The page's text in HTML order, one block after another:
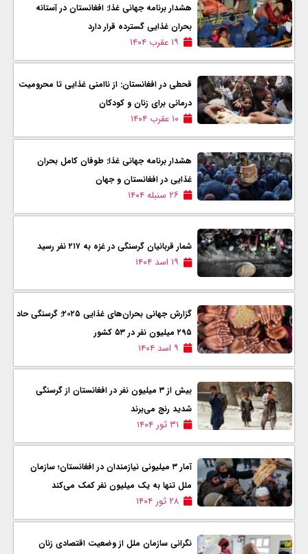
هشدار برنامه جهانی غذا: افغانستان در آستانه
بحران غذایی گسترده قرار دارد
۱۹ عقرب ۱۴۰۴
قحطی در افغانستان: از ناامنی غذایی تا محرومیت
درمانی برای زنان و کودکان
۱۰ عقرب ۱۴۰۴
هشدار برنامه جهانی غذا: طوفان کامل بحران
غذایی در افغانستان و جهان
۲۶ سنبله ۱۴۰۴
شمار قربانیان گرسنگی در غزه به ۲۱۷ نفر رسید
۱۹ اسد ۱۴۰۴
گزارش جهانی بحران‌های غذایی ۲۰۲۵: گرسنگی حاد
۲۹۵ میلیون نفر در ۵۳ کشور
۹ اسد ۱۴۰۴
بیش از ۳ میلیون نفر در افغانستان از گرسنگی
شدید رنج می‌برند
۳۱ ثور ۱۴۰۴
آمار ۳ میلیونی نیازمندان در افغانستان؛ سازمان
ملل تنها به یک میلیون نفر کمک می‌کند
۲۸ ثور ۱۴۰۴
نگرانی سازمان ملل از وضعیت اقتصادی زنان